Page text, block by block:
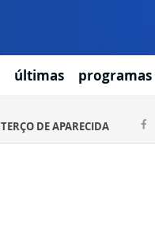
últimas programas
TERÇO DE APARECIDA